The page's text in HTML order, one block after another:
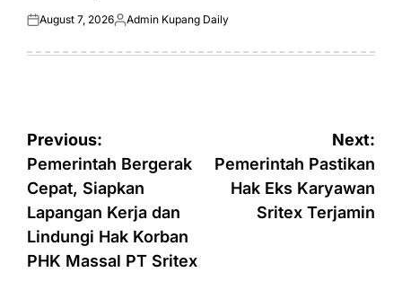
Posted
August 7, 2026Posted
Admin Kupang Daily
Post
navigation
Previous:
Pemerintah Bergerak
Cepat, Siapkan
Lapangan Kerja dan
Lindungi Hak Korban
PHK Massal PT Sritex
Next:
Pemerintah Pastikan
Hak Eks Karyawan
Sritex Terjamin